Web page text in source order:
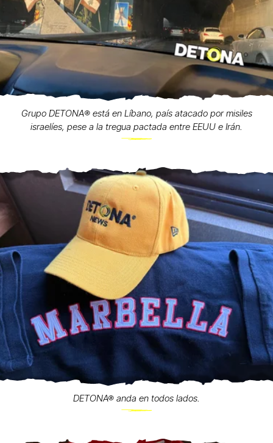
Grupo DETONA®️ está en Líbano, país atacado por misiles
israelíes, pese a la tregua pactada entre EEUU e Irán.
DETONA® anda en todos lados.